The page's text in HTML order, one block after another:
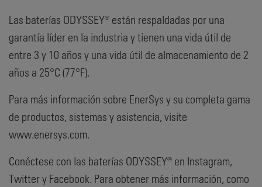
Las baterías ODYSSEY® están respaldadas por una
garantía líder en la industria y tienen una vida útil de
entre 3 y 10 años y una vida útil de almacenamiento de 2
años a 25°C (77°F).
Para más información sobre EnerSys y su completa gama
de productos, sistemas y asistencia, visite
www.enersys.com.
Conéctese con las baterías ODYSSEY® en Instagram,
Twitter y Facebook. Para obtener más información, como